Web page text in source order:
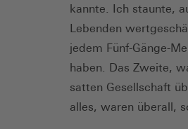
kannte. Ich staunte,
Lebenden
jedem Fünf-Gänge-
haben. Das Zweite,
satten Gesellschaft
alles, waren überall,